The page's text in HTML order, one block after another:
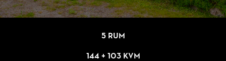
5 rum
144 + 103 kvm